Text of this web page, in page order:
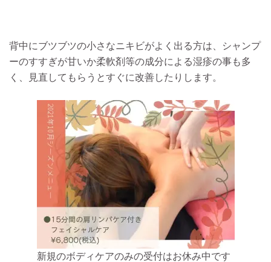
背中にブツブツの小さなニキビがよく出る方は、シャンプ
ーのすすぎが甘いか柔軟剤等の成分による湿疹の事も多
く、見直してもらうとすぐに改善したりします。
新規のボディケアのみの受付はお休み中です